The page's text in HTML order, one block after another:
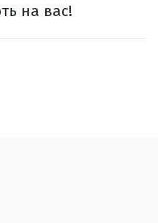
на вас!